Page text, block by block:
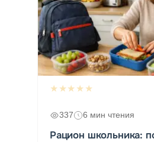
★★★★★
337 6 мин чтения
Рацион школьника: